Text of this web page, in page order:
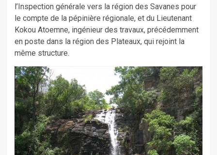
l’Inspection générale vers la région des Savanes pour
le compte de la pépinière régionale, et du Lieutenant
Kokou Atoemne, ingénieur des travaux, précédemment
en poste dans la région des Plateaux, qui rejoint la
même structure.